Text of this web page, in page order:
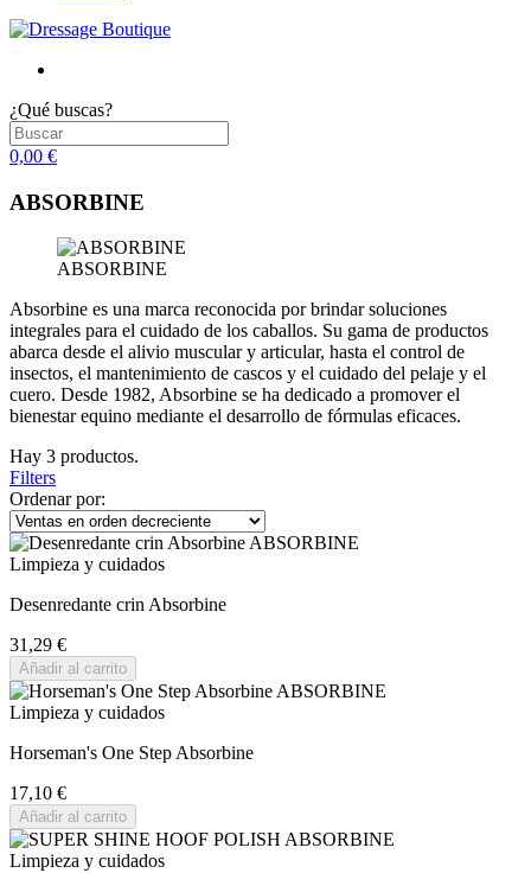
¿Qué buscas?
0,00 €
ABSORBINE
ABSORBINE
Absorbine es una marca reconocida por brindar soluciones
integrales para el cuidado de los caballos. Su gama de productos
abarca desde el alivio muscular y articular, hasta el control de
insectos, el mantenimiento de cascos y el cuidado del pelaje y el
cuero. Desde 1982, Absorbine se ha dedicado a promover el
bienestar equino mediante el desarrollo de fórmulas eficaces.
Hay 3 productos.
Filters
Ordenar por:
Limpieza y cuidados
Desenredante crin Absorbine
31,29 €
Añadir al carrito
Limpieza y cuidados
Horseman's One Step Absorbine
17,10 €
Añadir al carrito
Limpieza y cuidados